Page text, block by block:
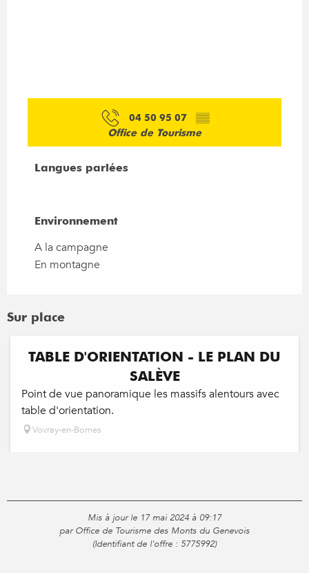
04 50 95 07 ▒▒
Office de Tourisme
Langues parlées
Langues parlées
Environnement
Environnement
A la campagne
En montagne
Sur place
TABLE D'ORIENTATION - LE PLAN DU
SALÈVE
Point de vue panoramique les massifs alentours avec
table d'orientation.
Vovray-en-Bornes
Mis à jour le 17 mai 2024 à 09:17
par Office de Tourisme des Monts du Genevois
(Identifiant de l'offre : 5775992)